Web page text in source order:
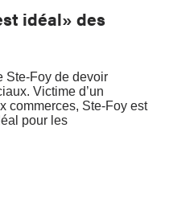
idéal» des
Ste-Foy de devoir
Victime d’un
commerces, Ste-Foy est
pour les